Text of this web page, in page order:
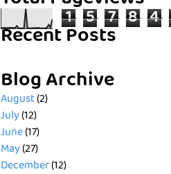
1 5 7 8 4
Recent Posts
Blog Archive
August(2)
July(12)
June(17)
May(27)
December(12)